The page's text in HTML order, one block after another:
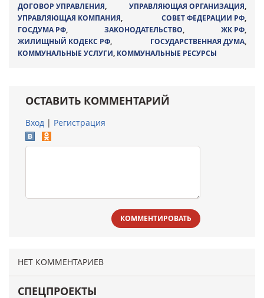
ДОГОВОР УПРАВЛЕНИЯ, УПРАВЛЯЮЩАЯ ОРГАНИЗАЦИЯ,
УПРАВЛЯЮЩАЯ КОМПАНИЯ, СОВЕТ ФЕДЕРАЦИИ РФ,
ГОСДУМА РФ, ЗАКОНОДАТЕЛЬСТВО, ЖК РФ,
ЖИЛИЩНЫЙ КОДЕКС РФ, ГОСУДАРСТВЕННАЯ ДУМА,
КОММУНАЛЬНЫЕ УСЛУГИ, КОММУНАЛЬНЫЕ РЕСУРСЫ
ОСТАВИТЬ КОММЕНТАРИЙ
Вход | Регистрация
КОММЕНТИРОВАТЬ
НЕТ КОММЕНТАРИЕВ
СПЕЦПРОЕКТЫ